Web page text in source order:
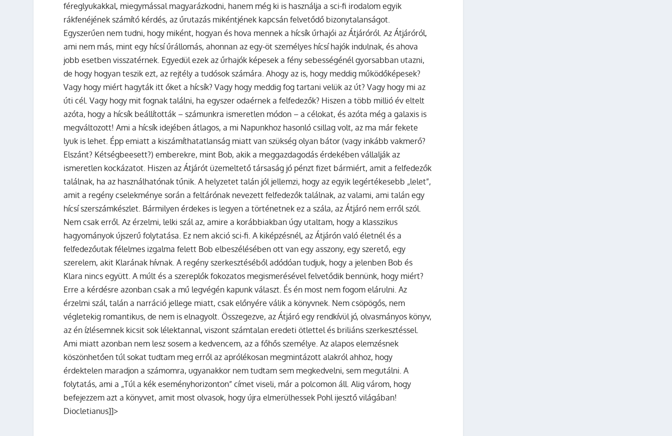
féreglyukakkal, miegymással magyarázkodni, hanem még ki is használja a sci-fi irodalom egyik
rákfenéjének számító kérdés, az űrutazás mikéntjének kapcsán felvetődő bizonytalanságot.
Egyszerűen nem tudni, hogy miként, hogyan és hova mennek a hícsík űrhajói az Átjáróról. Az Átjáróról,
ami nem más, mint egy hícsí űrállomás, ahonnan az egy-öt személyes hícsí hajók indulnak, és ahova
jobb esetben visszatérnek. Egyedül ezek az űrhajók képesek a fény sebességénél gyorsabban utazni,
de hogy hogyan teszik ezt, az rejtély a tudósok számára. Ahogy az is, hogy meddig működőképesek?
Vagy hogy miért hagyták itt őket a hícsík? Vagy hogy meddig fog tartani velük az út? Vagy hogy mi az
úti cél. Vagy hogy mit fognak találni, ha egyszer odaérnek a felfedezők? Hiszen a több millió év eltelt
azóta, hogy a hícsík beállították – számunkra ismeretlen módon – a célokat, és azóta még a galaxis is
megváltozott! Ami a hícsík idejében átlagos, a mi Napunkhoz hasonló csillag volt, az ma már fekete
lyuk is lehet. Épp emiatt a kiszámíthatatlanság miatt van szükség olyan bátor (vagy inkább vakmerő?
Elszánt? Kétségbeesett?) emberekre, mint Bob, akik a meggazdagodás érdekében vállalják az
ismeretlen kockázatot. Hiszen az Átjárót üzemeltető társaság jó pénzt fizet bármiért, amit a felfedezők
találnak, ha az használhatónak tűnik. A helyzetet talán jól jellemzi, hogy az egyik legértékesebb „lelet”,
amit a regény cselekménye során a feltárónak nevezett felfedezők találnak, az valami, ami talán egy
hícsí szerszámkészlet. Bármilyen érdekes is legyen a történetnek ez a szála, az Átjáró nem erről szól.
Nem csak erről. Az érzelmi, lelki szál az, amire a korábbiakban úgy utaltam, hogy a klasszikus
hagyományok újszerű folytatása. Ez nem akció sci-fi. A kiképzésnél, az Átjárón való életnél és a
felfedezőutak félelmes izgalma felett Bob elbeszélésében ott van egy asszony, egy szerető, egy
szerelem, akit Klarának hívnak. A regény szerkesztéséből adódóan tudjuk, hogy a jelenben Bob és
Klara nincs együtt. A múlt és a szereplők fokozatos megismerésével felvetődik bennünk, hogy miért?
Erre a kérdésre azonban csak a mű legvégén kapunk választ. És én most nem fogom elárulni. Az
érzelmi szál, talán a narráció jellege miatt, csak előnyére válik a könyvnek. Nem csöpögős, nem
végletekig romantikus, de nem is elnagyolt. Összegezve, az Átjáró egy rendkívül jó, olvasmányos könyv,
az én ízlésemnek kicsit sok lélektannal, viszont számtalan eredeti ötlettel és briliáns szerkesztéssel.
Ami miatt azonban nem lesz sosem a kedvencem, az a főhős személye. Az alapos elemzésnek
köszönhetően túl sokat tudtam meg erről az aprólékosan megmintázott alakról ahhoz, hogy
érdektelen maradjon a számomra, ugyanakkor nem tudtam sem megkedvelni, sem megutálni. A
folytatás, ami a „Túl a kék eseményhorizonton” címet viseli, már a polcomon áll. Alig várom, hogy
befejezzem azt a könyvet, amit most olvasok, hogy újra elmerülhessek Pohl ijesztő világában!
Diocletianus]]>